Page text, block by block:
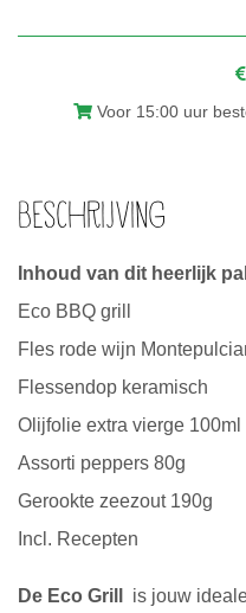
Voor 15:00 uur
Beschrijving
Inhoud van dit heerlijk
Eco BBQ grill
Fles rode wijn
Flessendop keramisch
Olijfolie extra vierge 100ml
Assorti peppers 80g
Gerookte zeezout 190g
Incl. Recepten
De Eco Grill is jouw